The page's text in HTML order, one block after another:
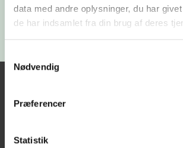
data med andre oplysninger, du har
de har indsamlet fra din brug af deres
Nødvendig
Præferencer
Statistik